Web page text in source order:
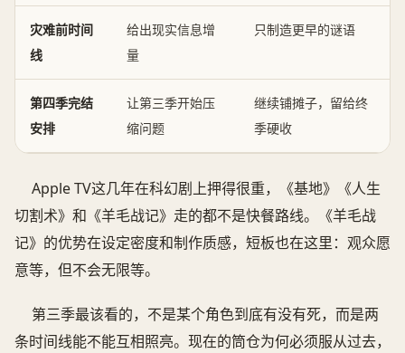
灾难前时间
线
给出现实信息增
量
只制造更早的谜语
第四季完结
安排
让第三季开始压
缩问题
继续铺摊子，留给终
季硬收
Apple TV这几年在科幻剧上押得很重，《基地》《人生
切割术》和《羊毛战记》走的都不是快餐路线。《羊毛战
记》的优势在设定密度和制作质感，短板也在这里：观众愿
意等，但不会无限等。
第三季最该看的，不是某个角色到底有没有死，而是两
条时间线能不能互相照亮。现在的筒仓为何必须服从过去，